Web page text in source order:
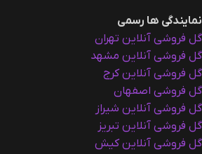
نمایندگی ها رسمی
گل فروشی آنلاین تهران
گل فروشی آنلاین مشهد
گل فروشی آنلاین کرج
گل فروشی اصفهان
گل فروشی آنلاین شیراز
گل فروشی آنلاین تبریز
گل فروشی آنلاین کیش